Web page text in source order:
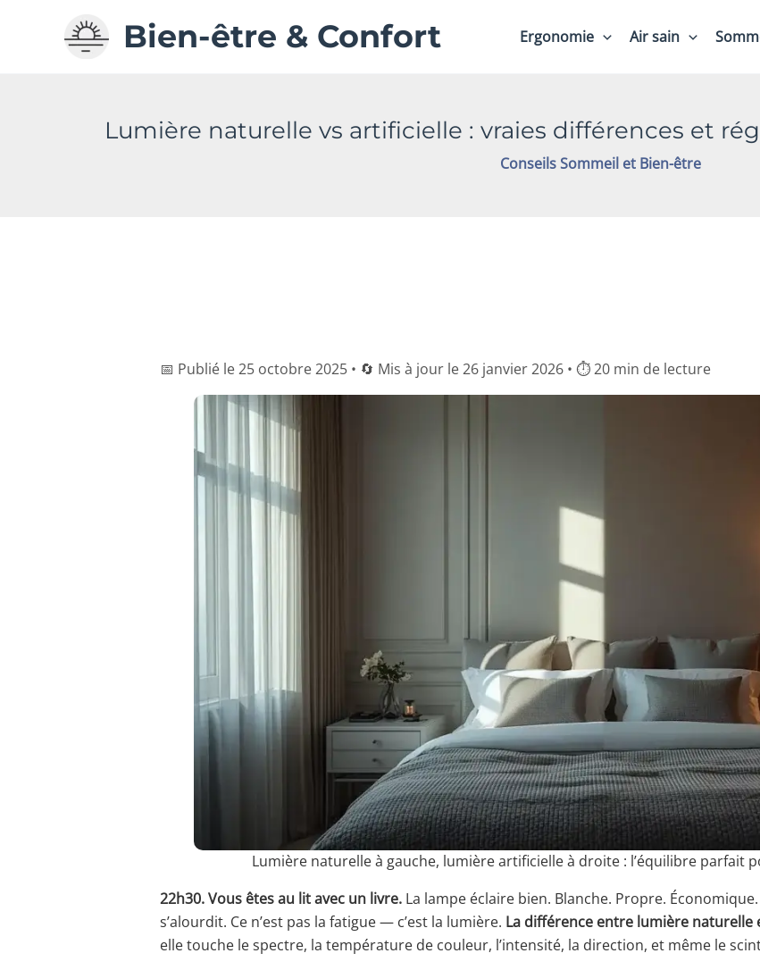
Bien-être & Confort Ergonomie Air sain
Lumière naturelle vs artificielle : vraies différences et
Conseils Sommeil et Bien-être
📅 Publié le 25 octobre 2025 • 🔄 Mis à jour le 26 janvier 2026 • ⏱ 20 min de lecture
Lumière naturelle à gauche, lumière artificielle à droite : l’équilibre parfait
22h30. Vous êtes au lit avec un livre.La lampe éclaire bien. Blanche. Propre.
s’alourdit. Ce n’est pas la fatigue — c’est la lumière. La différence entre lumière naturelle
elle touche le spectre, la température de couleur, l’intensité, la direction, et même le